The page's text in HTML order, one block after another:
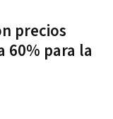
precios
60% para la